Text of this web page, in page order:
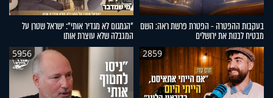
בעקבות ההפטרה - הפטרת פרשת ראה: השם
מבטיח לבנות את ירושלים
"הגמגום לא מגדיר אותי": ישראל שטרן על
המגבלה שלא עוצרת אותו
2859
5956